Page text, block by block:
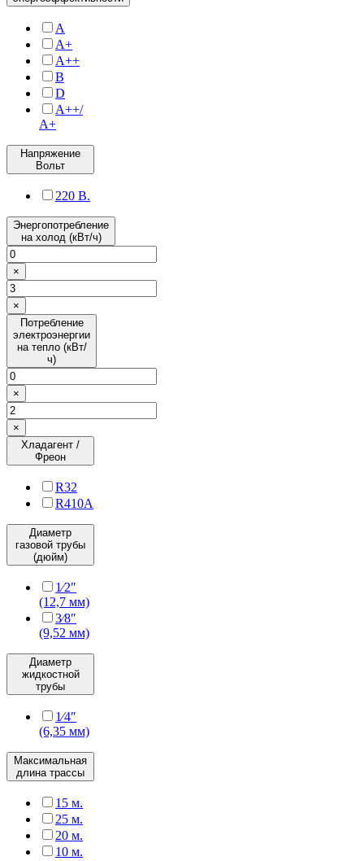
A
A+
A++
B
D
А++/
А+
Напряжение
Вольт
220 В.
Энергопотребление
на холод (кВт/ч)
×
×
Потребление
электроэнергии
на тепло (кВт/
ч)
×
×
Хладагент /
Фреон
R32
R410A
Диаметр
газовой трубы
(дюйм)
1⁄2″
(12,7 мм)
3⁄8″
(9,52 мм)
Диаметр
жидкостной
трубы
1⁄4″
(6,35 мм)
Максимальная
длина трассы
15 м.
25 м.
20 м.
10 м.